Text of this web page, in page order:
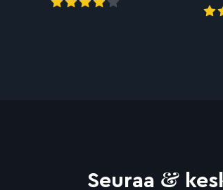
Seuraa &